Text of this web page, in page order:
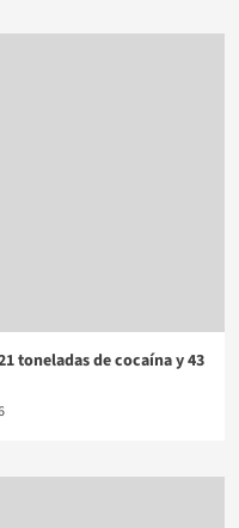
toneladas de cocaína y 43